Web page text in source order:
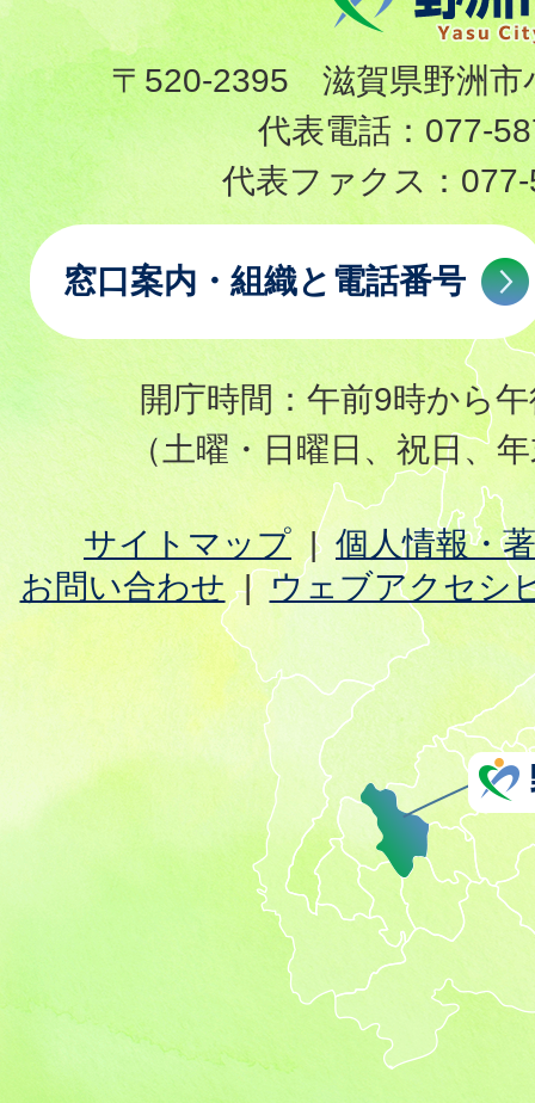
〒520-2395 滋賀県野洲市
代表電話： 077-
代表ファクス：
窓口案内・組織と電話番号
開庁時間：午前9時から
（土曜・日曜日、祝日、
サイトマップ
個人情報・
お問い合わせ
ウェブアクセシ